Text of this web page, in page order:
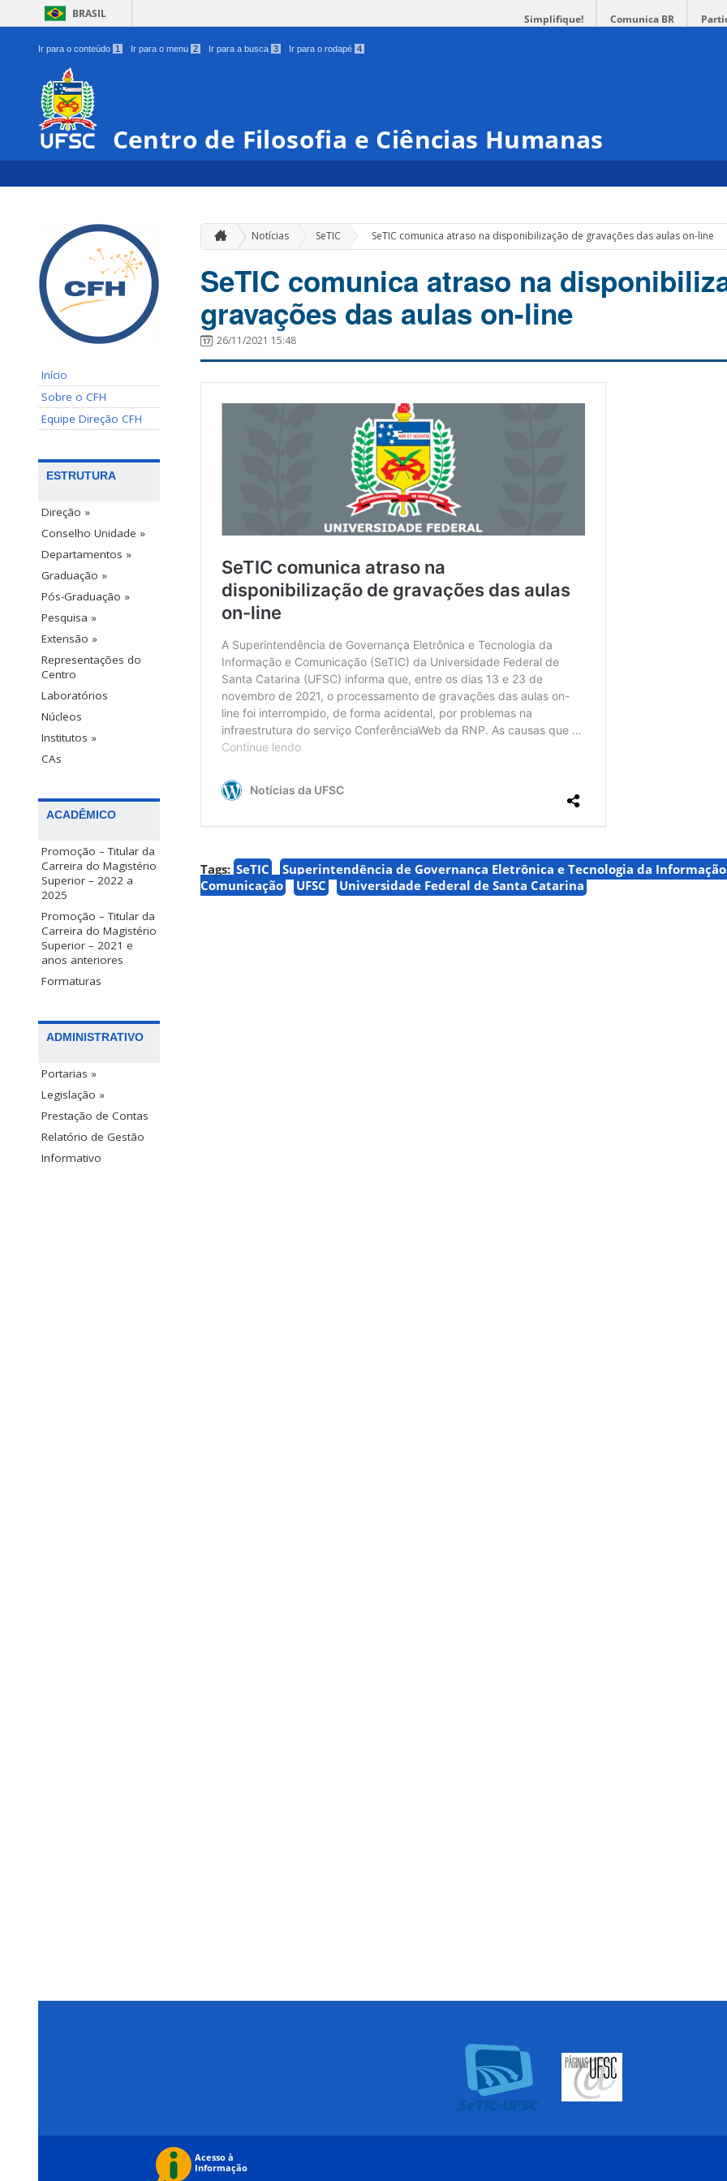
BRASIL Simplifique! Comunica BR
Ir para o conteúdo 1 Ir para o menu 2 Ir para a busca 3 Ir para o rodapé 4
Centro de Filosofia e Ciências Humanas
Início
Sobre o CFH
Equipe Direção CFH
ESTRUTURA
Direção »
Conselho Unidade »
Departamentos »
Graduação »
Pós-Graduação »
Pesquisa »
Extensão »
Representações do
Centro
Laboratórios
Núcleos
Institutos »
CAs
ACADÊMICO
Promoção – Titular da
Carreira do Magistério
Superior – 2022 a
2025
Promoção – Titular da
Carreira do Magistério
Superior – 2021 e
anos anteriores
Formaturas
ADMINISTRATIVO
Portarias »
Legislação »
Prestação de Contas
Relatório de Gestão
Informativo
Notícias SeTIC » SeTIC comunica atraso na disponibilização de gravações das aulas on-line
SeTIC comunica atraso na
gravações das aulas on-line
26/11/2021 15:48
Tags: SeTIC
Superintendência de Governança Eletrônica e Tecnologia da
Comunicação
UFSC Universidade Federal de Santa Catarina